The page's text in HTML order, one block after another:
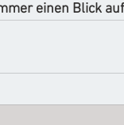
einen Blick